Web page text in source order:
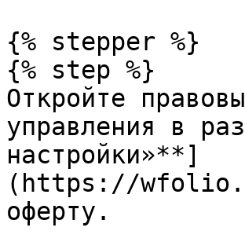
{% stepper %}
{% step %}
Откройте
управления в
настройки»**]
(https://
оферту.